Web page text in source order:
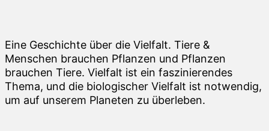
Eine Geschichte über die Vielfalt. Tiere &
Menschen brauchen Pflanzen und Pflanzen
brauchen Tiere. Vielfalt ist ein faszinierendes
Thema, und die biologischer Vielfalt ist notwendig,
um auf unserem Planeten zu überleben.